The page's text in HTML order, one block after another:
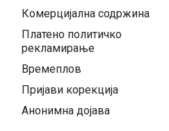
Комерцијална содржина
Платено политичко
рекламирање
Времеплов
Пријави корекција
Анонимна дојава